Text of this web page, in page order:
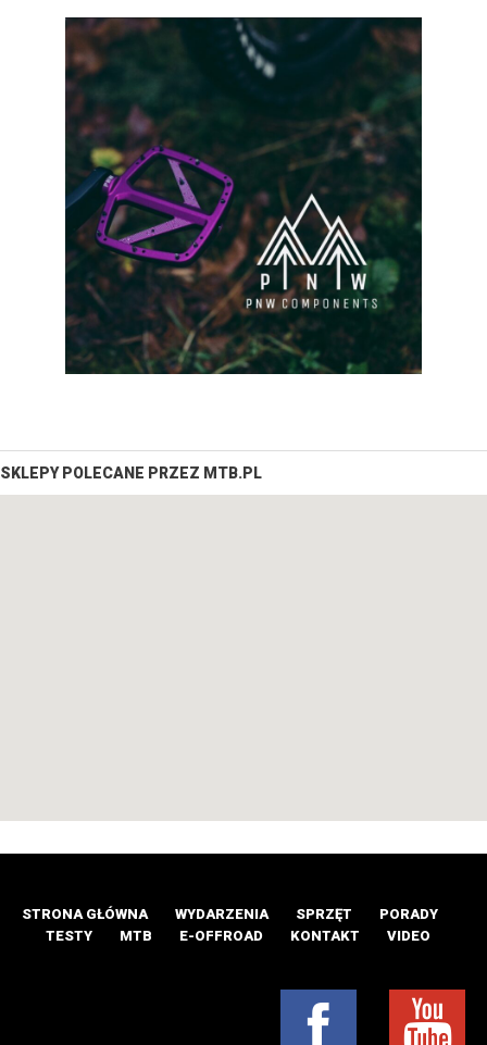
SKLEPY POLECANE PRZEZ MTB.PL
STRONA GŁÓWNA WYDARZENIA SPRZĘT
PORADY
TESTY
MTB E-OFFROAD KONTAKT VIDEO